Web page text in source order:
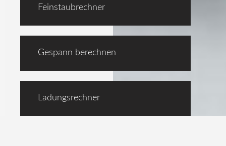
Feinstaubrechner
Gespann berechnen
Ladungsrechner